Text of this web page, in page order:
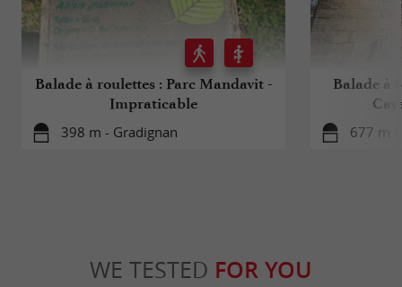
Balade à roulettes : Parc Mandavit -
Impraticable
398 m - Gradignan
Balade à
677 m -
WE TESTED FOR YOU